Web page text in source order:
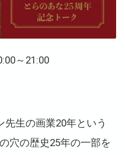
～21:00
生の画業20年という
穴の歴史25年の一部を